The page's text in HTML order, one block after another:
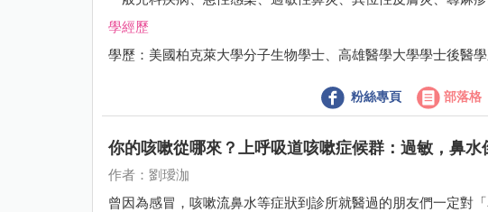
學經歷
學歷：美國柏克萊大學分子生物學士、高雄醫學大學學士後醫
粉絲專頁 部落格
你的咳嗽從哪來？上呼吸道咳嗽症候群：過敏，鼻水
作者：劉璦泇
曾因為感冒，咳嗽流鼻水等症狀到診所就醫過的朋友們一定對